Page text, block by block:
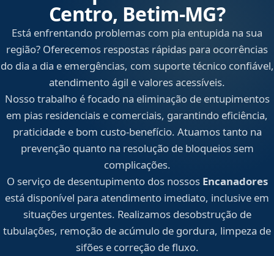
Centro, Betim‑MG?
Está enfrentando problemas com pia entupida na sua
região? Oferecemos respostas rápidas para ocorrências
do dia a dia e emergências, com suporte técnico confiável,
atendimento ágil e valores acessíveis.
Nosso trabalho é focado na eliminação de entupimentos
em pias residenciais e comerciais, garantindo eficiência,
praticidade e bom custo-benefício. Atuamos tanto na
prevenção quanto na resolução de bloqueios sem
complicações.
O serviço de desentupimento dos nossos Encanadores
está disponível para atendimento imediato, inclusive em
situações urgentes. Realizamos desobstrução de
tubulações, remoção de acúmulo de gordura, limpeza de
sifões e correção de fluxo.